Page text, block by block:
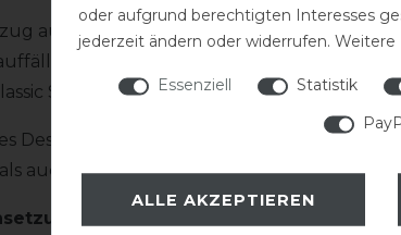
auf der Vorderseite setzt einen
Statement Print für einen
Sports Kollektion.
Design lässt sich das Hood Shirt vielseitig
auch zu lässigen Freizeit Outfits.
oder aufgrund berechtigten Interesses
jederzeit ändern oder widerrufen.
Essenziell Statistik
ALLE AKZEPTIEREN